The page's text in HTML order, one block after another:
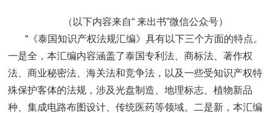
（以下内容来自“ 来出书”微信公众号）
“《泰国知识产权法规汇编》具有以下三个方面的特点。
一是全，本汇编内容涵盖了泰国专利法、商标法、著作权
法、商业秘密法、海关法和竞争法，以及一些受知识产权特
殊保护客体的法规，涉及光盘制造、地理标志、植物新品
种、集成电路布图设计、传统医药等领域。二是新，本汇编